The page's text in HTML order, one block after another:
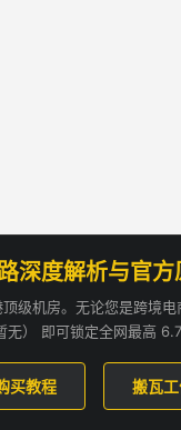
度解析与官方
级机房。无论您是跨境
） 即可锁定全网最高
买教程 搬瓦